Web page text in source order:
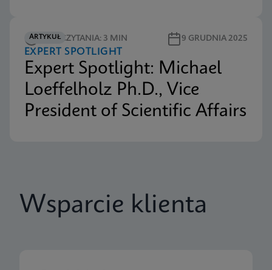
ARTYKUŁ
CZAS CZYTANIA: 3 MIN 9 GRUDNIA 2025
EXPERT SPOTLIGHT
Expert Spotlight: Michael
Loeffelholz Ph.D., Vice
President of Scientific Affairs
Wsparcie klienta